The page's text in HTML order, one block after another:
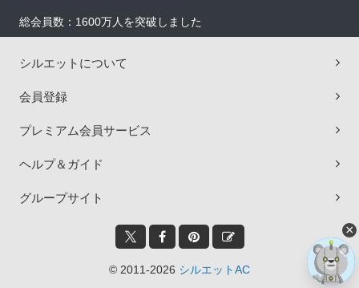
総会員数：1600万人を突破しました
シルエットについて
会員登録
プレミアム会員サービス
ヘルプ＆ガイド
グループサイト
© 2011-2026 シルエットAC
×